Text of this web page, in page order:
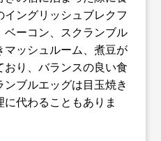
ングリッシュブレクフ
ベーコン、スクランブル
ッシュルーム、煮豆が
り、バランスの良い食
ブルエッグは目玉焼き
代わることもありま